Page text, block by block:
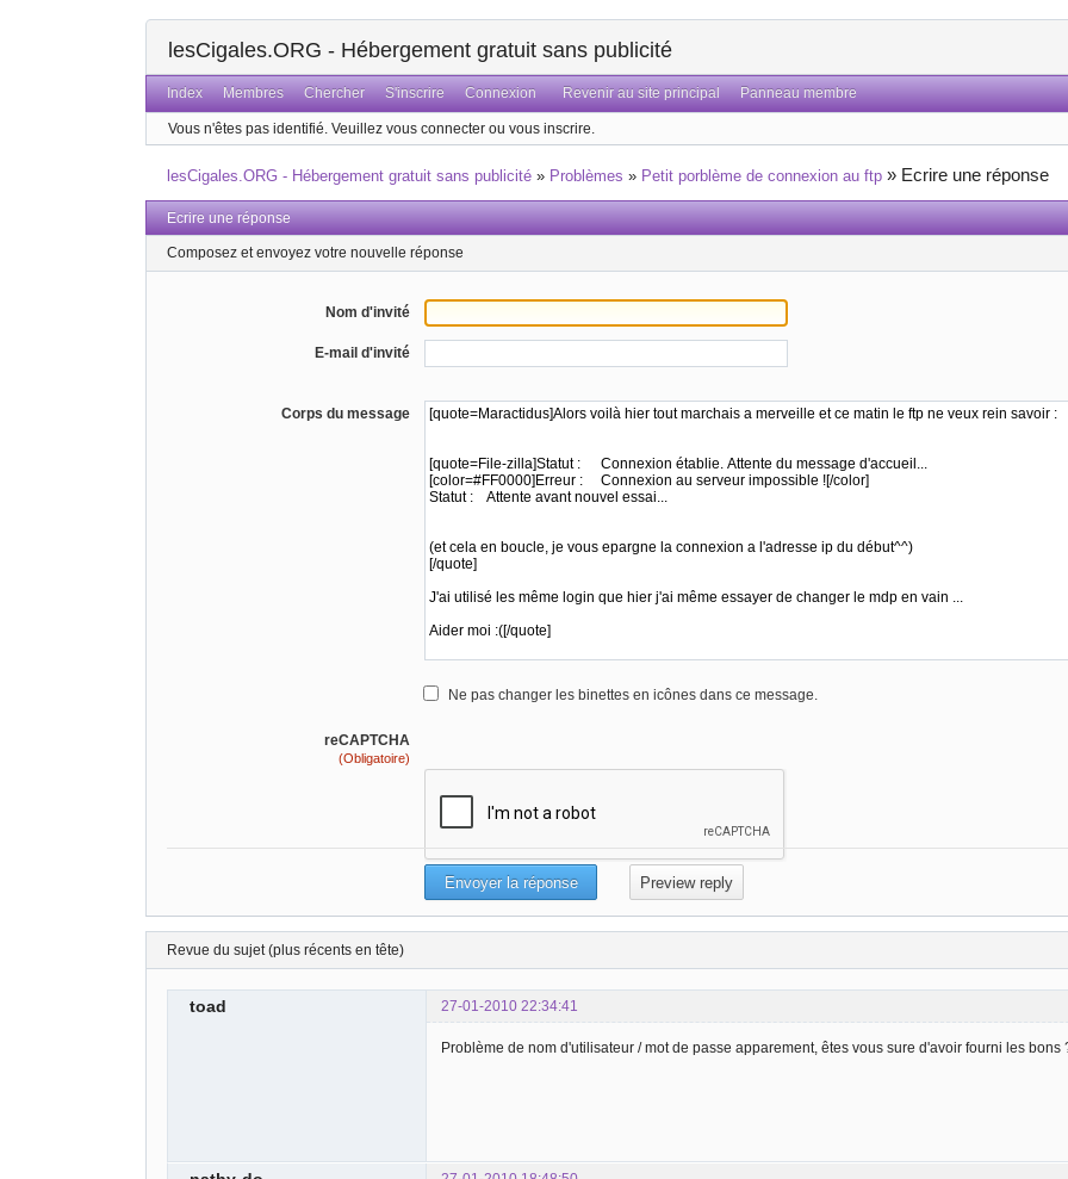
lesCigales.ORG - Hébergement gratuit sans publicité
Index Membres Chercher S'inscrire Connexion Revenir au site principal Panneau membre
Vous n'êtes pas identifié. Veuillez vous connecter ou vous inscrire.
lesCigales.ORG - Hébergement gratuit sans publicité » Problèmes » Petit porblème de connexion au ftp » Ecrire une réponse
Ecrire une réponse
Composez et envoyez votre nouvelle réponse
Nom d'invité
E-mail d'invité
Corps du message
Ne pas changer les binettes en icônes dans ce message.
reCAPTCHA
(Obligatoire)
Revue du sujet (plus récents en tête)
toad 27-01-2010 22:34:41
Problème de nom d'utilisateur / mot de passe apparement, êtes vous sure d'avoir fourni les bons